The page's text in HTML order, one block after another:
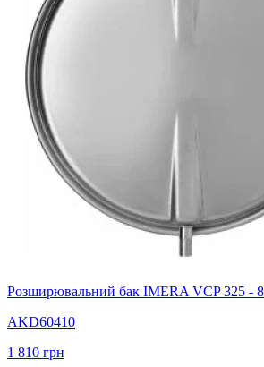
Розширювальний бак IMERA VCP 325 -
AKD60410
1 810 грн